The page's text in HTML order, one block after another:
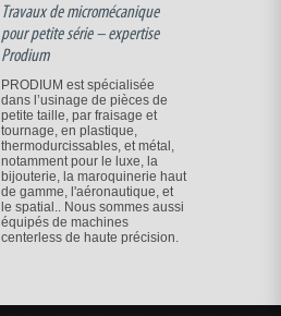
Travaux de micromécanique
pour petite série – expertise
Prodium
PRODIUM est spécialisée
dans l’usinage de pièces de
petite taille, par fraisage et
tournage, en plastique,
thermodurcissables, et métal,
notamment pour le luxe, la
bijouterie, la maroquinerie haut
de gamme, l'aéronautique, et
le spatial.. Nous sommes aussi
équipés de machines
centerless de haute précision.